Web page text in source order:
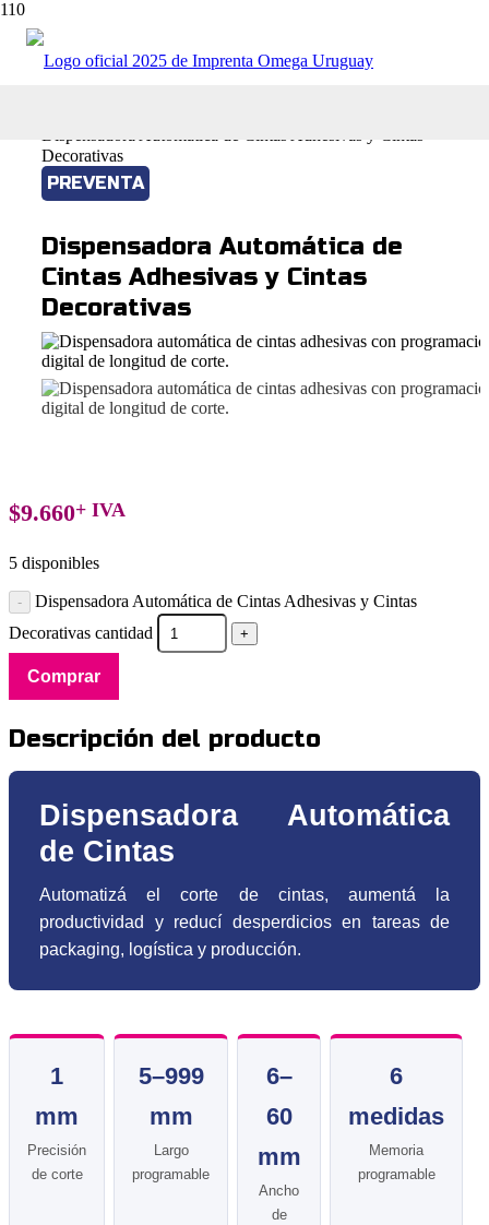
Tienda online
Decorativas
PREVENTA
Dispensadora Automática de
Cintas Adhesivas y Cintas
Decorativas
$9.660+ IVA
5 disponibles
Dispensadora Automática de Cintas Adhesivas y Cintas
Decorativas cantidad
Comprar
Descripción del producto
Dispensadora Automática
de Cintas
Automatizá el corte de cintas, aumentá la
productividad y reducí desperdicios en tareas de
packaging, logística y producción.
1
mm
Precisión
de corte
5–999
mm
Largo
programable
6–
60
mm
Ancho
de
6
medidas
Memoria
programable